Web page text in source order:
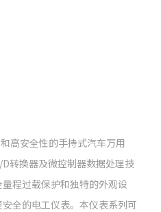
高安全性的手持式汽车万用
转换器及微控制器数据处理技
程过载保护和独特的外观设
全的电工仪表。本仪表系列可